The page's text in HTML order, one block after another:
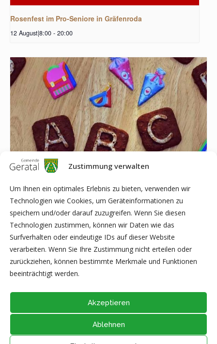
Zustimmung verwalten
Um Ihnen ein optimales Erlebnis zu bieten, verwenden wir
Technologien wie Cookies, um Geräteinformationen zu
speichern und/oder darauf zuzugreifen. Wenn Sie diesen
Technologien zustimmen, können wir Daten wie das
Surfverhalten oder eindeutige IDs auf dieser Website
verarbeiten. Wenn Sie Ihre Zustimmung nicht erteilen oder
zurückziehen, können bestimmte Merkmale und Funktionen
beeinträchtigt werden.
Akzeptieren
Ablehnen
Rosenfest im Pro-Seniore in Gräfenroda
12 August|8:00 - 20:00
Schuleinführung in Geschwenda
15 August|10:00 12:00
Gewichtheben 2. Bundesliga in
@2026 - Alle Rechte vorbehalten durchGemeinde Geratal